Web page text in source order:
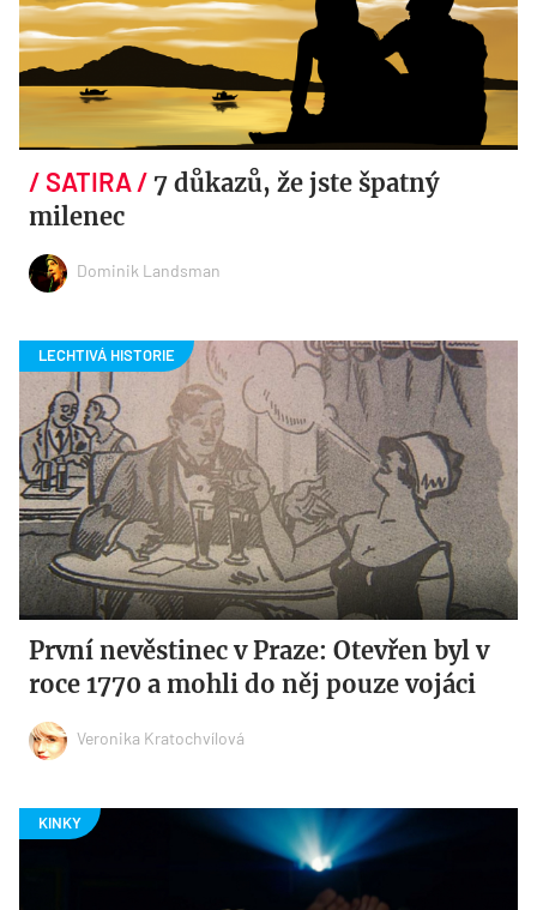
7 důkazů, že jste špatný
milenec
Dominik Landsman
První nevěstinec v Praze: Otevřen byl v
roce 1770 a mohli do něj pouze vojáci
Veronika Kratochvílová